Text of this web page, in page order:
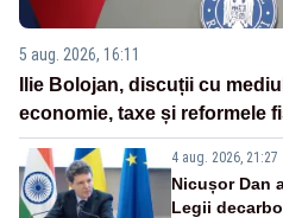
5 aug. 2026, 16:11
Ilie Bolojan, discuții cu
economie, taxe și reformele
4 aug. 2026, 21:27
Nicușor Dan
Legii